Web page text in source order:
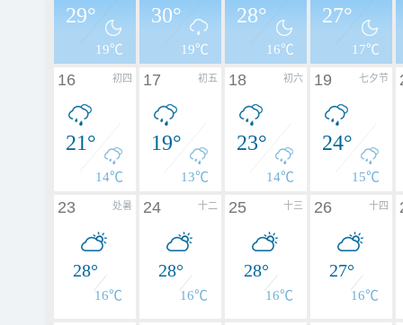
29°
19℃
30°
19℃
28°
16℃
27°
17℃
初四
16
21°
14℃
初五
17
19°
13℃
初六
18
23°
14℃
七夕节
19
24°
15℃
处暑
23
28°
16℃
十二
24
28°
16℃
十三
25
28°
16℃
十四
26
27°
16℃